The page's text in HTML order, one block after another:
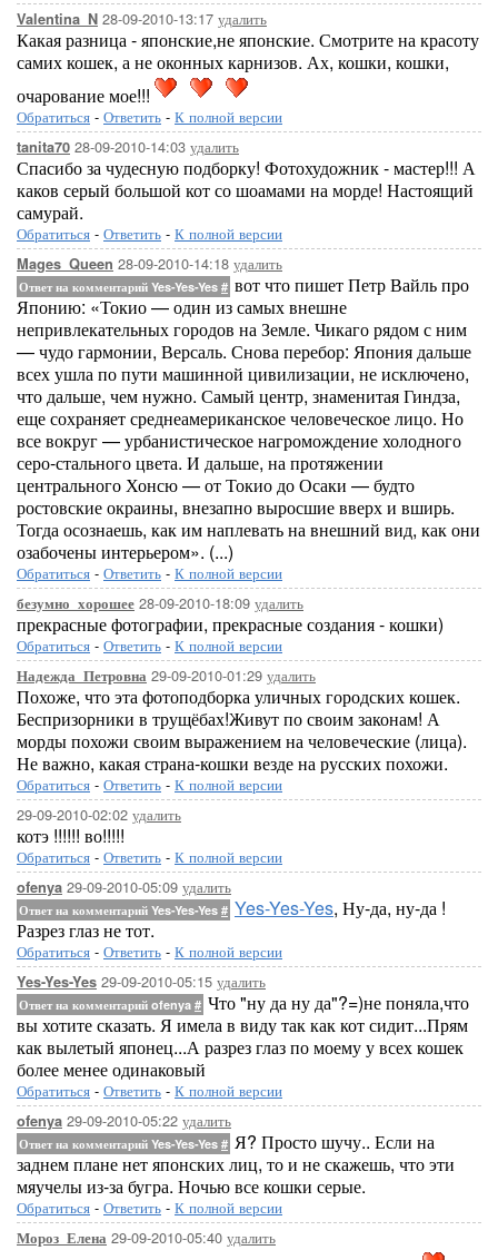
Valentina_N 28-09-2010-13:17 удалить
Какая разница - японские,не японские. Смотрите на красоту
самих кошек, а не оконных карнизов. Ах, кошки, кошки,
очарование мое!!!
Обратиться - Ответить - К полной версии
tanita70 28-09-2010-14:03 удалить
Спасибо за чудесную подборку! Фотохудожник - мастер!!! А
каков серый большой кот со шоамами на морде! Настоящий
самурай.
Обратиться - Ответить - К полной версии
Mages_Queen 28-09-2010-14:18 удалить
Ответ на комментарий Yes-Yes-Yes # вот что пишет Петр Вайль про
Японию: «Токио — один из самых внешне
непривлекательных городов на Земле. Чикаго рядом с ним
— чудо гармонии, Версаль. Снова перебор: Япония дальше
всех ушла по пути машинной цивилизации, не исключено,
что дальше, чем нужно. Самый центр, знаменитая Гиндза,
еще сохраняет среднеамериканское человеческое лицо. Но
все вокруг — урбанистическое нагромождение холодного
серо-стального цвета. И дальше, на протяжении
центрального Хонсю — от Токио до Осаки — будто
ростовские окраины, внезапно выросшие вверх и вширь.
Тогда осознаешь, как им наплевать на внешний вид, как они
озабочены интерьером». (...)
Обратиться - Ответить - К полной версии
безумно_хорошее 28-09-2010-18:09 удалить
прекрасные фотографии, прекрасные создания - кошки)
Обратиться - Ответить - К полной версии
Надежда_Петровна 29-09-2010-01:29 удалить
Похоже, что эта фотоподборка уличных городских кошек.
Беспризорники в трущёбах!Живут по своим законам! А
морды похожи своим выражением на человеческие (лица).
Не важно, какая страна-кошки везде на русских похожи.
Обратиться - Ответить - К полной версии
29-09-2010-02:02 удалить
котэ !!!!!! во!!!!!
Обратиться - Ответить - К полной версии
ofenya 29-09-2010-05:09 удалить
Ответ на комментарий Yes-Yes-Yes # Yes-Yes-Yes, Ну-да, ну-да !
Разрез глаз не тот.
Обратиться - Ответить - К полной версии
Yes-Yes-Yes 29-09-2010-05:15 удалить
Ответ на комментарий ofenya # Что "ну да ну да"?=)не поняла,что
вы хотите сказать. Я имела в виду так как кот сидит...Прям
как вылетый японец...А разрез глаз по моему у всех кошек
более менее одинаковый
Обратиться - Ответить - К полной версии
ofenya 29-09-2010-05:22 удалить
Ответ на комментарий Yes-Yes-Yes # Я? Просто шучу.. Если на
заднем плане нет японских лиц, то и не скажешь, что эти
мяучелы из-за бугра. Ночью все кошки серые.
Обратиться - Ответить - К полной версии
Мороз_Елена 29-09-2010-05:40 удалить